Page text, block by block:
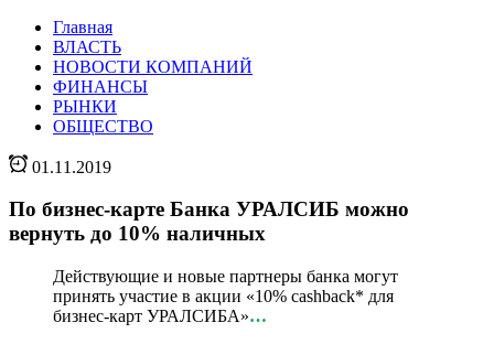
Главная
ВЛАСТЬ
НОВОСТИ КОМПАНИЙ
ФИНАНСЫ
РЫНКИ
ОБЩЕСТВО
01.11.2019
По бизнес-карте Банка УРАЛСИБ можно
вернуть до 10% наличных
Действующие и новые партнеры банка могут
принять участие в акции «10% cashback* для
бизнес-карт УРАЛСИБА»…